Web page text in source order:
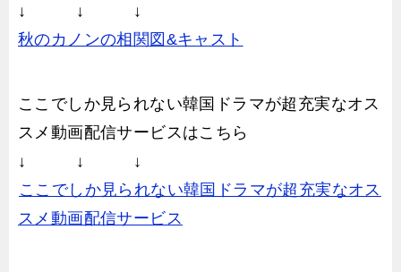
↓ ↓ ↓
秋のカノンの相関図&キャスト
ここでしか見られない韓国ドラマが超充実なオス
スメ動画配信サービスはこちら
↓ ↓ ↓
ここでしか見られない韓国ドラマが超充実なオス
スメ動画配信サービス